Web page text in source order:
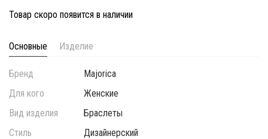
Товар скоро появится в наличии
Основные Изделие
Бренд
Majorica
Для кого
Женские
Вид изделия
Браслеты
Стиль
Дизайнерский